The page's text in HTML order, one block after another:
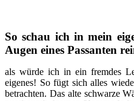
So schau ich in mein
Augen eines Passanten
als würde ich in ein fremdes
eigenes! So fügt sich alles
betrachten. Das alte schwarze